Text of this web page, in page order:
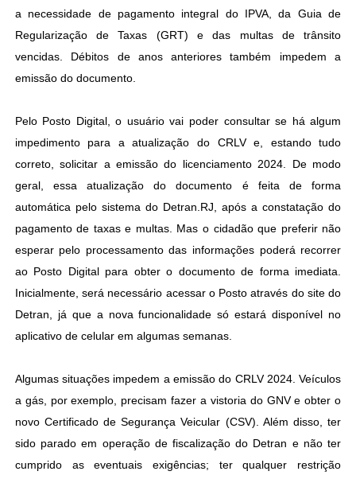
a necessidade de pagamento integral do IPVA, da Guia de
Regularização de Taxas (GRT) e das multas de trânsito
vencidas. Débitos de anos anteriores também impedem a
emissão do documento.
Pelo Posto Digital, o usuário vai poder consultar se há algum
impedimento para a atualização do CRLV e, estando tudo
correto, solicitar a emissão do licenciamento 2024. De modo
geral, essa atualização do documento é feita de forma
automática pelo sistema do Detran.RJ, após a constatação do
pagamento de taxas e multas. Mas o cidadão que preferir não
esperar pelo processamento das informações poderá recorrer
ao Posto Digital para obter o documento de forma imediata.
Inicialmente, será necessário acessar o Posto através do site do
Detran, já que a nova funcionalidade só estará disponível no
aplicativo de celular em algumas semanas.
Algumas situações impedem a emissão do CRLV 2024. Veículos
a gás, por exemplo, precisam fazer a vistoria do GNV e obter o
novo Certificado de Segurança Veicular (CSV). Além disso, ter
sido parado em operação de fiscalização do Detran e não ter
cumprido as eventuais exigências; ter qualquer restrição